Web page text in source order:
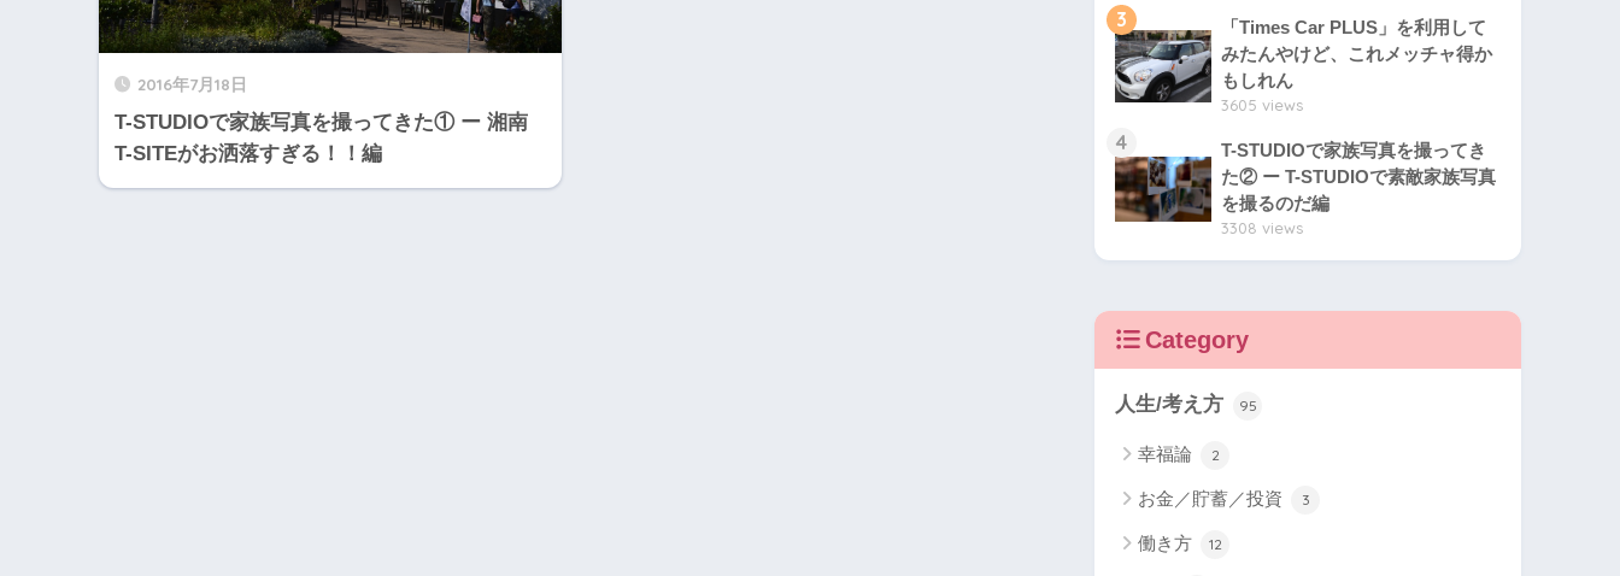
2016年7月18日
T-STUDIOで家族写真を撮ってきた① ー 湘南
T-SITEがお洒落すぎる！！編
3
「Times Car PLUS」を利用して
みたんやけど、これメッチャ得か
もしれん
3605 views
4
T-STUDIOで家族写真を撮ってき
た② ー T-STUDIOで素敵家族写真
を撮るのだ編
3308 views
Category
人生/考え方 95
幸福論 2
お金／貯蓄／投資 3
働き方 12